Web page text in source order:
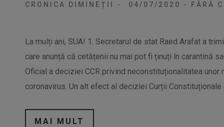
CRONICA DIMINEȚII - 04/07/2020 - FĂRĂ
La mulți ani, SUA! 1. Secretarul de stat Raed Arafat a
care anunță că cetățenii nu mai pot fi ținuți în carantină
Oficial a deciziei CCR privind neconstituționalitatea
coronavirus. Un alt efect al deciziei Curții
MAI MULT